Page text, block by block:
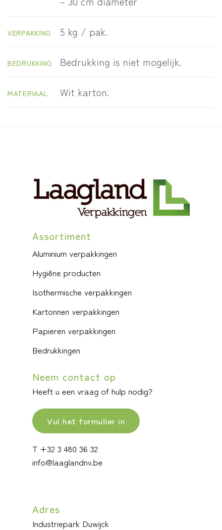
VERPAKKING 5 kg / pak.
BEDRUKKING Bedrukking is niet mogelijk.
MATERIAAL Wit karton.
Assortiment
Aluminium verpakkingen
Hygiëne producten
Isothermische verpakkingen
Kartonnen verpakkingen
Papieren verpakkingen
Bedrukkingen
Neem contact op
Heeft u een vraag of hulp nodig?
Vul het formulier in
T +32 3 480 36 32
info@laaglandnv.be
Adres
Industriepark Duwijck